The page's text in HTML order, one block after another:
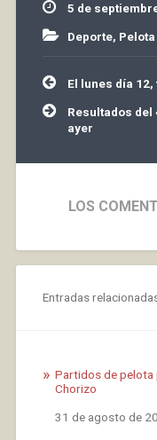
pelota: 1º –…
5 de
Deporte,
Navegación
de
entradas
El lunes día
Resultados del
ayer
LOS
Entradas
Partidos de pelota
Chorizo
Fecha
31 de agosto de